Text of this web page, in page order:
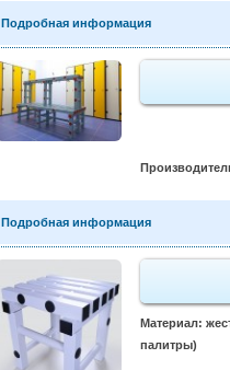
Подробная информация
Подробная информация
Материал:
палитры)